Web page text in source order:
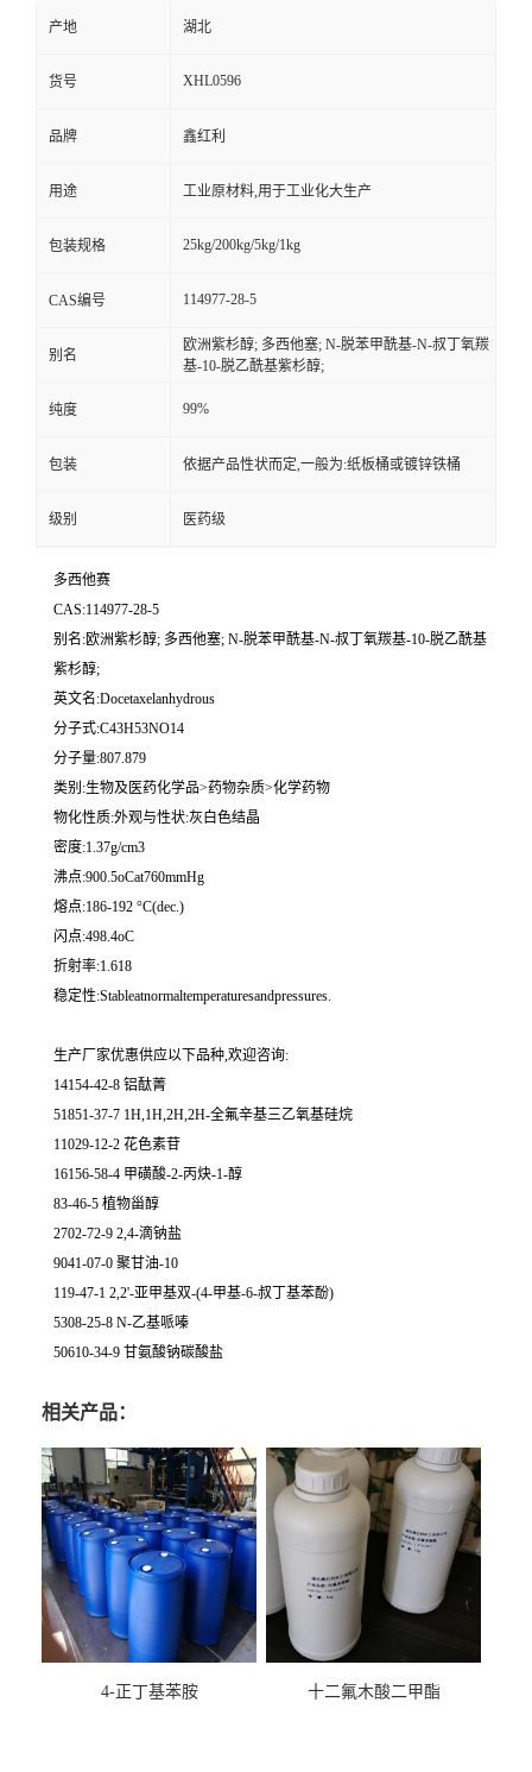
产地 湖北
货号 XHL0596
品牌 鑫红利
用途 工业原材料,用于工业化大生产
包装规格 25kg/200kg/5kg/1kg
CAS编号 114977-28-5
别名
欧洲紫杉醇; 多西他塞; N-脱苯甲酰基-N-叔丁氧羰
基-10-脱乙酰基紫杉醇;
纯度 99%
包装 依据产品性状而定,一般为:纸板桶或镀锌铁桶
级别 医药级
多西他赛
CAS:114977-28-5
别名:欧洲紫杉醇; 多西他塞; N-脱苯甲酰基-N-叔丁氧羰基-10-脱乙酰基
紫杉醇;
英文名:Docetaxelanhydrous
分子式:C43H53NO14
分子量:807.879
类别:生物及医药化学品>药物杂质>化学药物
物化性质:外观与性状:灰白色结晶
密度:1.37g/cm3
沸点:900.5oCat760mmHg
熔点:186-192 °C(dec.)
闪点:498.4oC
折射率:1.618
稳定性:Stableatnormaltemperaturesandpressures.
生产厂家优惠供应以下品种,欢迎咨询:
14154-42-8 铝酞菁
51851-37-7 1H,1H,2H,2H-全氟辛基三乙氧基硅烷
11029-12-2 花色素苷
16156-58-4 甲磺酸-2-丙炔-1-醇
83-46-5 植物甾醇
2702-72-9 2,4-滴钠盐
9041-07-0 聚甘油-10
119-47-1 2,2'-亚甲基双-(4-甲基-6-叔丁基苯酚)
5308-25-8 N-乙基哌嗪
50610-34-9 甘氨酸钠碳酸盐
相关产品：
4-正丁基苯胺 十二氟木酸二甲酯